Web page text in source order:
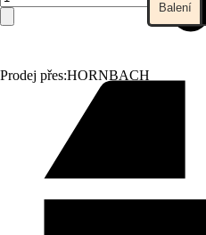
Prodej přes:HORNBACH
Balení